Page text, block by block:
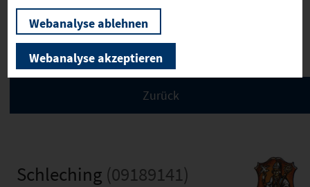
Kommunale Infrastruktur
Schleching (09189141)
Webanalyse ablehnen
Webanalyse akzeptieren